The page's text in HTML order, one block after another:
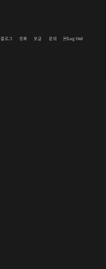
블로그 강좌 모금 문의 Log Out